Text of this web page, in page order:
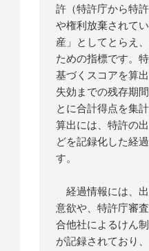
許（特許庁から特
や権利放棄されて
産」としてとらえ
ための指標です。
基づくスコアを算
失効までの残存期
とに合計得点を集
算出には、特許の
どを記録化した経
す。
経過情報には、
意欲や、特許庁審
合他社によるけん
が記録されており